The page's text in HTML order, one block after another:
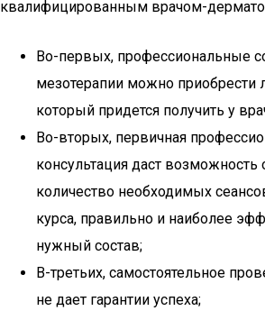
квалифицированным врачом-
Во-первых, профессиональные
мезотерапии можно приобрести
который придется получить у
Во-вторых, первичная
консультация даст возможность
количество необходимых
курса, правильно и наиболее
нужный состав;
В-третьих, самостоятельное
не дает гарантии успеха;